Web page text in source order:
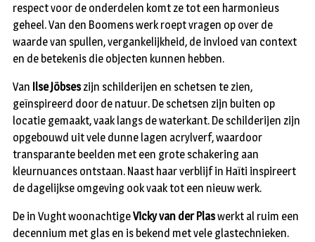
respect voor de onderdelen komt ze tot een harmonieus
geheel. Van den Boomens werk roept vragen op over de
waarde van spullen, vergankelijkheid, de invloed van context
en de betekenis die objecten kunnen hebben.
Van Ilse Jöbseszijn schilderijen en schetsen te zien,
geïnspireerd door de natuur. De schetsen zijn buiten op
locatie gemaakt, vaak langs de waterkant. De schilderijen zijn
opgebouwd uit vele dunne lagen acrylverf, waardoor
transparante beelden met een grote schakering aan
kleurnuances ontstaan. Naast haar verblijf in Haïti inspireert
de dagelijkse omgeving ook vaak tot een nieuw werk.
De in Vught woonachtigeVicky van der Plaswerkt al ruim een
decennium met glas en is bekend met vele glastechnieken.